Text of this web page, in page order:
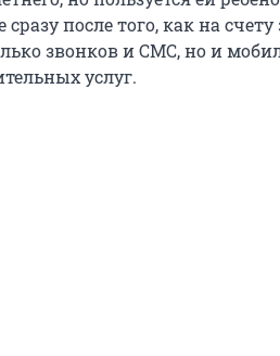
после того, как на счету
звонков и СМС, но и
услуг.